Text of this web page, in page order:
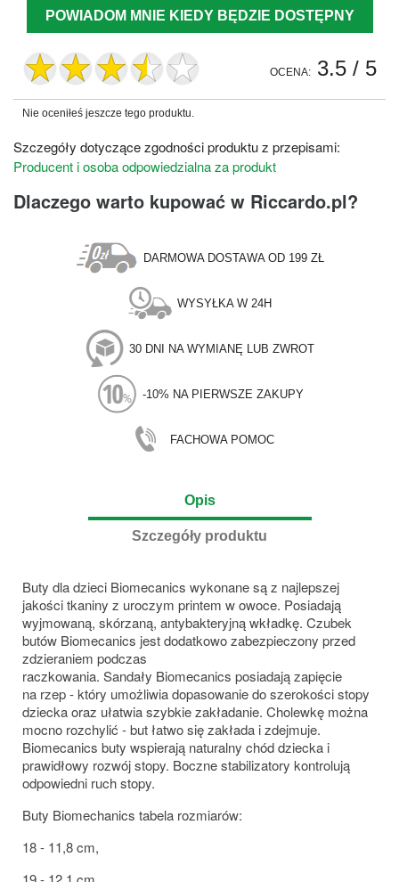
POWIADOM MNIE KIEDY BĘDZIE DOSTĘPNY
OCENA: 3.5 / 5
Nie oceniłeś jeszcze tego produktu.
Szczegóły dotyczące zgodności produktu z przepisami:
Producent i osoba odpowiedzialna za produkt
Dlaczego warto kupować w Riccardo.pl?
DARMOWA DOSTAWA OD 199 ZŁ
WYSYŁKA W 24H
30 DNI NA WYMIANĘ LUB ZWROT
-10% NA PIERWSZE ZAKUPY
FACHOWA POMOC
Opis
Szczegóły produktu
Buty dla dzieci Biomecanics wykonane są z najlepszej
jakości tkaniny z uroczym printem w owoce. Posiadają
wyjmowaną, skórzaną, antybakteryjną wkładkę. Czubek
butów Biomecanics jest dodatkowo zabezpieczony przed
zdzieraniem podczas
raczkowania. Sandały Biomecanics posiadają zapięcie
na rzep - który umożliwia dopasowanie do szerokości stopy
dziecka oraz ułatwia szybkie zakładanie. Cholewkę można
mocno rozchylić - but łatwo się zakłada i zdejmuje.
Biomecanics buty wspierają naturalny chód dziecka i
prawidłowy rozwój stopy. Boczne stabilizatory kontrolują
odpowiedni ruch stopy.
Buty Biomechanics tabela rozmiarów:
18 - 11,8 cm,